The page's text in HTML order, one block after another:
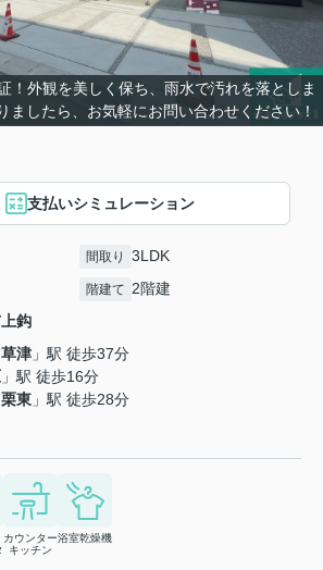
！外観を美しく保ち、雨水で汚れを落としま
ましたら、お気軽にお問い合わせください！
支払いシミュレーション
間取り 3LDK
階建て 2階建
上鈎
草津 」駅 徒歩37分
」駅 徒歩16分
栗東 」駅 徒歩28分
カウンター
キッチン
浴室乾燥機